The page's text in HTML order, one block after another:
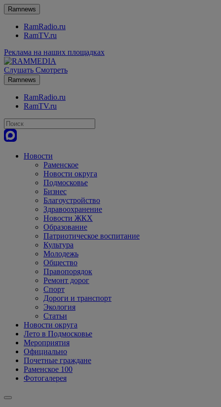
Ramnews
RamRadio.ru
RamTV.ru
Реклама на наших площадках
Слушать Смотреть
Ramnews
RamRadio.ru
RamTV.ru
Новости
Раменское
Новости округа
Подмосковье
Бизнес
Благоустройство
Здравоохранение
Новости ЖКХ
Образование
Патриотическое воспитание
Культура
Молодежь
Общество
Правопорядок
Ремонт дорог
Спорт
Дороги и транспорт
Экология
Статьи
Новости округа
Лето в Подмосковье
Мероприятия
Официально
Почетные граждане
Раменское 100
Фотогалерея